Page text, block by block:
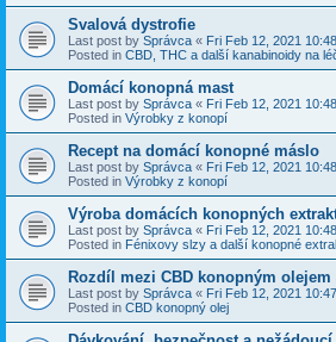
Svalová dystrofie
Last post by Správca « Fri Feb 12, 2021
Posted in CBD, THC a další kanabinoidy na
Domácí konopná mast
Last post by Správca « Fri Feb 12, 2021
Posted in Výrobky z konopí
Recept na domácí konopné máslo
Last post by Správca « Fri Feb 12, 2021
Posted in Výrobky z konopí
Výroba domácích konopných
Last post by Správca « Fri Feb 12, 2021
Posted in Fénixovy slzy a další konopné
Rozdíl mezi CBD konopným
Last post by Správca « Fri Feb 12, 2021
Posted in CBD konopný olej